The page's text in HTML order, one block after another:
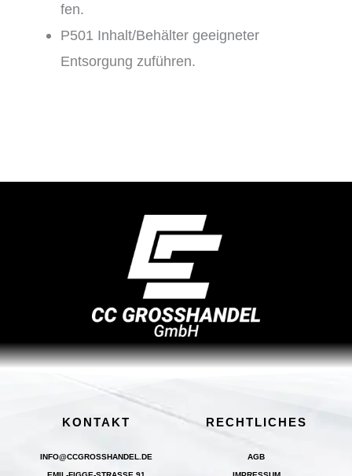
fen.
P501 Inhalt/Behälter geeigneter
Entsorgung zuführen.
KONTAKT
INFO@CCGROSSHANDEL.DE
RECHTLICHES
AGB